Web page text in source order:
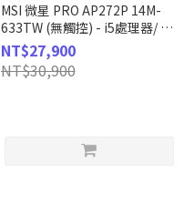
MSI 微星 PRO AP272P 14M-
633TW (無觸控) - i5處理器/ 8G
記憶體 / 512G SSD / Win11
NT$27,900
NT$30,900